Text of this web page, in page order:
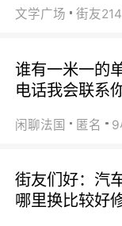
文学广场
谁有一米一的
电话我会联系
闲聊法国 匿名 9
街友们好：汽
哪里换比较好